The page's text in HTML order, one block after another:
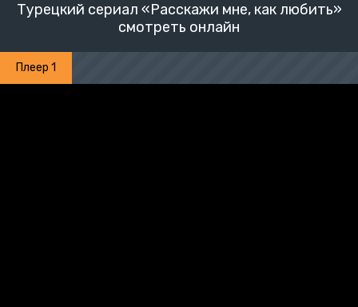
Турецкий сериал «Расскажи мне, как любить»
смотреть онлайн
Плеер 1